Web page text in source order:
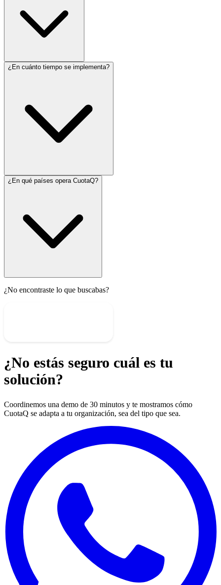
¿En cuánto tiempo se implementa?
¿En qué países opera CuotaQ?
¿No encontraste lo que buscabas?
¿No estás seguro cuál es tu
solución?
Coordinemos una demo de 30 minutos y te mostramos cómo
CuotaQ se adapta a tu organización, sea del tipo que sea.